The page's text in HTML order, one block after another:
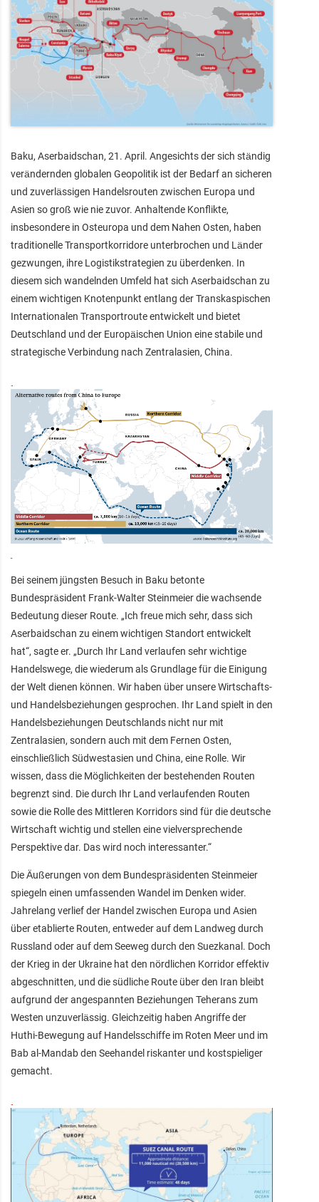
Baku, Aserbaidschan, 21. April. Angesichts der sich ständig
verändernden globalen Geopolitik ist der Bedarf an sicheren
und zuverlässigen Handelsrouten zwischen Europa und
Asien so groß wie nie zuvor. Anhaltende Konflikte,
insbesondere in Osteuropa und dem Nahen Osten, haben
traditionelle Transportkorridore unterbrochen und Länder
gezwungen, ihre Logistikstrategien zu überdenken. In
diesem sich wandelnden Umfeld hat sich Aserbaidschan zu
einem wichtigen Knotenpunkt entlang der Transkaspischen
Internationalen Transportroute entwickelt und bietet
Deutschland und der Europäischen Union eine stabile und
strategische Verbindung nach Zentralasien, China.
Bei seinem jüngsten Besuch in Baku betonte
Bundespräsident Frank-Walter Steinmeier die wachsende
Bedeutung dieser Route. „Ich freue mich sehr, dass sich
Aserbaidschan zu einem wichtigen Standort entwickelt
hat“, sagte er. „Durch Ihr Land verlaufen sehr wichtige
Handelswege, die wiederum als Grundlage für die Einigung
der Welt dienen können. Wir haben über unsere Wirtschafts-
und Handelsbeziehungen gesprochen. Ihr Land spielt in den
Handelsbeziehungen Deutschlands nicht nur mit
Zentralasien, sondern auch mit dem Fernen Osten,
einschließlich Südwestasien und China, eine Rolle. Wir
wissen, dass die Möglichkeiten der bestehenden Routen
begrenzt sind. Die durch Ihr Land verlaufenden Routen
sowie die Rolle des Mittleren Korridors sind für die deutsche
Wirtschaft wichtig und stellen eine vielversprechende
Perspektive dar. Das wird noch interessanter.“
Die Äußerungen von dem Bundespräsidenten Steinmeier
spiegeln einen umfassenden Wandel im Denken wider.
Jahrelang verlief der Handel zwischen Europa und Asien
über etablierte Routen, entweder auf dem Landweg durch
Russland oder auf dem Seeweg durch den Suezkanal. Doch
der Krieg in der Ukraine hat den nördlichen Korridor effektiv
abgeschnitten, und die südliche Route über den Iran bleibt
aufgrund der angespannten Beziehungen Teherans zum
Westen unzuverlässig. Gleichzeitig haben Angriffe der
Huthi-Bewegung auf Handelsschiffe im Roten Meer und im
Bab al-Mandab den Seehandel riskanter und kostspieliger
gemacht.